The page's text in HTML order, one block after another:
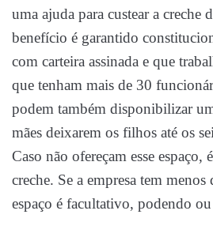
uma ajuda para custear a creche
benefício é garantido
com carteira assinada e que
que tenham mais de 30
podem também disponibilizar
mães deixarem os filhos até os
Caso não ofereçam esse
creche. Se a empresa tem
espaço é facultativo, podendo